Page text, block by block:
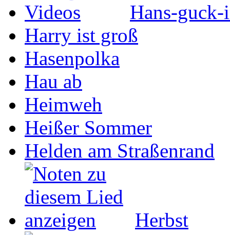
Hans-
Harry ist groß
Hasenpolka
Hau ab
Heimweh
Heißer Sommer
Helden am Straßenrand
Herbst